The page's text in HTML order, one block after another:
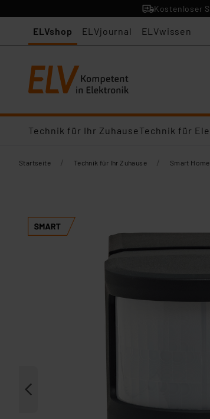
Kostenloser
ELVshop ELVjournal ELVwissen
Technik für Ihr ZuhauseTechnik für
Startseite / Technik für Ihr Zuhause / Smart